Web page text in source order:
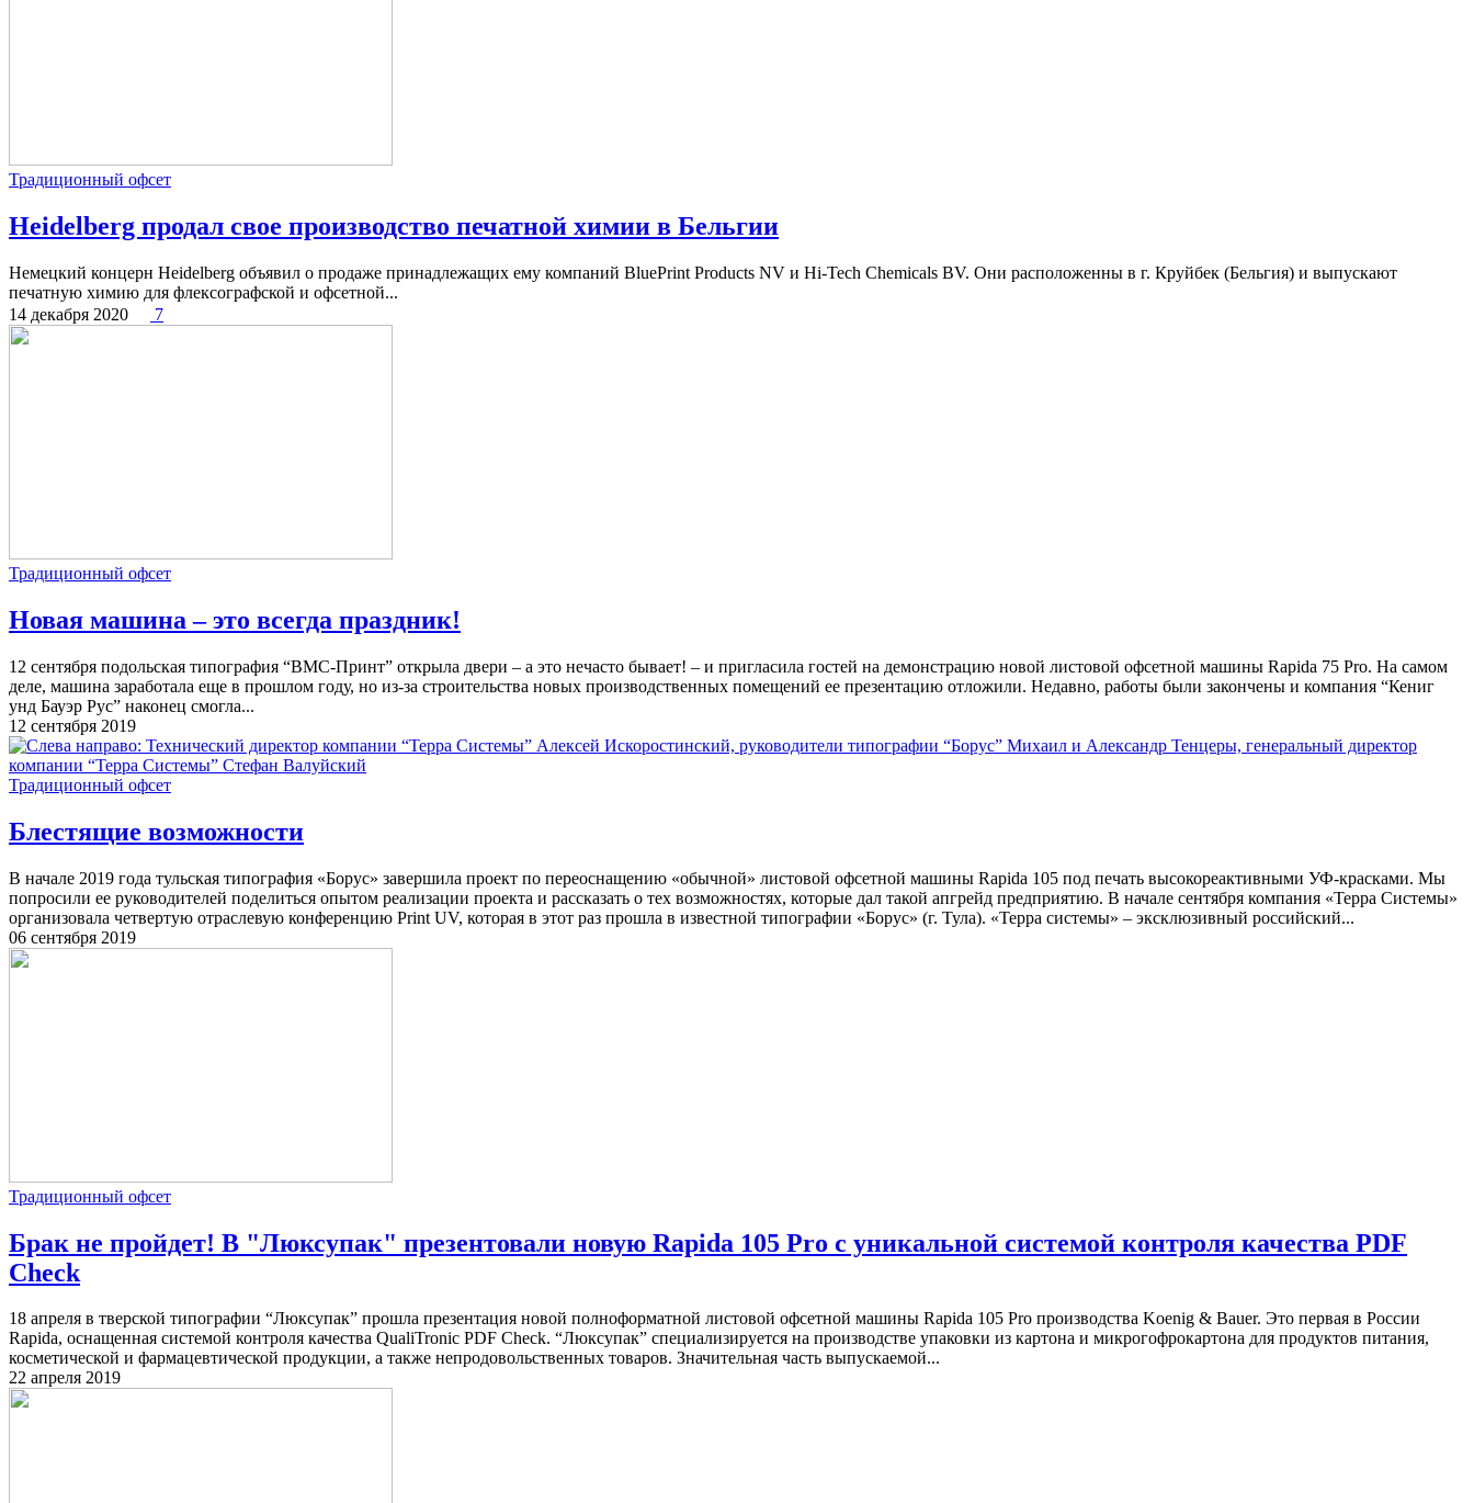
Традиционный офсет
Heidelberg продал свое производство печатной химии в Бельгии
Немецкий концерн Heidelberg объявил о продаже принадлежащих ему компаний BluePrint Products NV и Hi-Tech Chemicals BV. Они расположенны в г. Круйбек (Бельгия) и выпускают
печатную химию для флексографской и офсетной...
14 декабря 2020
7
Традиционный офсет
Новая машина – это всегда праздник!
12 сентября подольская типография “ВМС-Принт” открыла двери – а это нечасто бывает! – и пригласила гостей на демонстрацию новой листовой офсетной машины Rapida 75 Pro. На самом
деле, машина заработала еще в прошлом году, но из-за строительства новых производственных помещений ее презентацию отложили. Недавно, работы были закончены и компания “Кениг
унд Бауэр Рус” наконец смогла...
12 сентября 2019
Традиционный офсет
Блестящие возможности
В начале 2019 года тульская типография «Борус» завершила проект по переоcнащению «обычной» листовой офсетной машины Rapida 105 под печать высокореактивными УФ-красками. Мы
попросили ее руководителей поделиться опытом реализации проекта и рассказать о тех возможностях, которые дал такой апгрейд предприятию. В начале сентября компания «Терра Системы»
организовала четвертую отраслевую конференцию Print UV, которая в этот раз прошла в известной типографии «Борус» (г. Тула). «Терра системы» – эксклюзивный российский...
06 сентября 2019
Традиционный офсет
Брак не пройдет! В "Люксупак" презентовали новую Rapida 105 Pro с уникальной системой контроля качества PDF
Check
18 апреля в тверской типографии “Люксупак” прошла презентация новой полноформатной листовой офсетной машины Rapida 105 Pro производства Koenig & Bauer. Это первая в России
Rapida, оснащенная системой контроля качества QualiTronic PDF Check. “Люксупак” специализируется на производстве упаковки из картона и микрогофрокартона для продуктов питания,
косметической и фармацевтической продукции, а также непродовольственных товаров. Значительная часть выпускаемой...
22 апреля 2019